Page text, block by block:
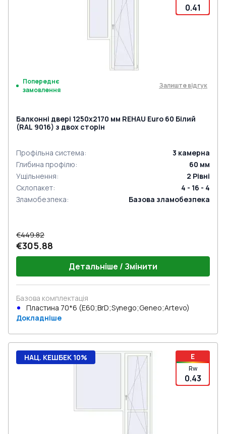
0.41
Попереднє
замовлення
Залиште відгук
Балконні двері 1250x2170 мм REHAU Euro 60 Білий
(RAL 9016) з двох сторін
Профільна система: 3 камерна
Глибина профілю: 60 мм
Ущільнення: 2 Рівні
Склопакет:
4 - 16 - 4
Зламобезпека: Базова зламобезпека
€449.82
€305.88
Детальніше / Змінити
Базова комплектація
Пластина 70*6 (E60;BrD;Synego;Geneo;Artevo)
Докладніше
E
Rw
0.43
НАЦ. КЕШБЕК 10%